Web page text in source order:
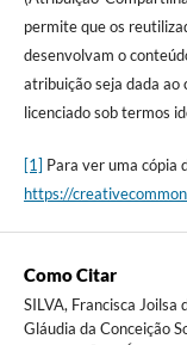
permite que os
desenvolvam o
atribuição seja dada ao
licenciado sob termos
[1] Para ver uma cópia
https://
Como Citar
SILVA, Francisca Joilsa
Gláudia da Conceição